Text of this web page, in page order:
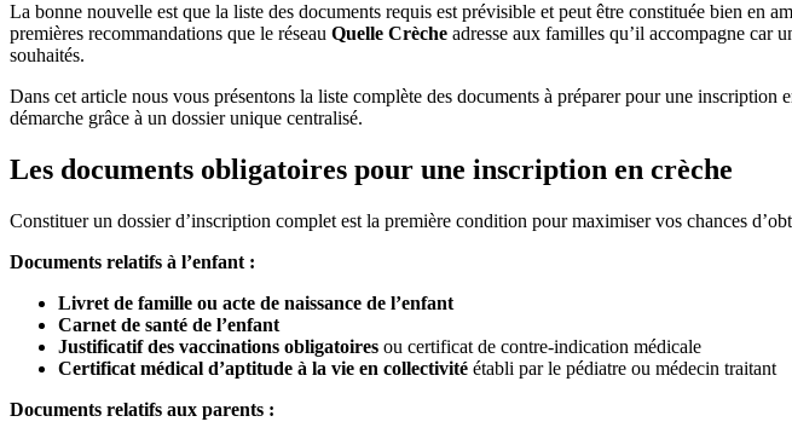
La bonne nouvelle est que la liste des documents requis est prévisible et peut être constituée bien en
premières recommandations que le réseau Quelle Crèche adresse aux familles qu’il accompagne car
souhaités.
Dans cet article nous vous présentons la liste complète des documents à préparer pour une inscription
démarche grâce à un dossier unique centralisé.
Les documents obligatoires pour une inscription en crèche
Constituer un dossier d’inscription complet est la première condition pour maximiser vos chances
Documents relatifs à l’enfant :
Livret de famille ou acte de naissance de l’enfant
Carnet de santé de l’enfant
Justificatif des vaccinations obligatoires ou certificat de contre-indication médicale
Certificat médical d’aptitude à la vie en collectivité établi par le pédiatre ou médecin traitant
Documents relatifs aux parents :